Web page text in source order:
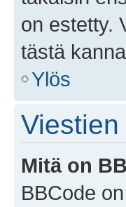
on estetty.
tästä
Ylös
Mitä on
BBCode